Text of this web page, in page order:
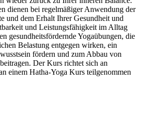
dienen bei regelmäßiger Anwendung der
und dem Erhalt Ihrer Gesundheit und
und Leistungsfähigkeit im Alltag
gesundheitsfördernde Yogaübungen, die
Belastung entgegen wirken, ein
fördern und zum Abbau von
Der Kurs richtet sich an
einem Hatha-Yoga Kurs teilgenommen